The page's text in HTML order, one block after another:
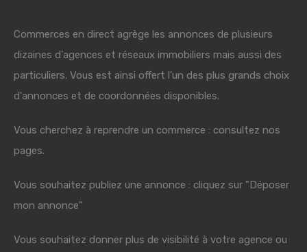
Commerces en direct agrège les annonces de plusieurs
dizaines d'agences et réseaux immobiliers mais aussi des
particuliers. Vous est ainsi offert l'un des plus grands choix
d'annonces et de coordonnées disponibles.
Vous cherchez à reprendre un commerce : consultez nos
pages.
Vous souhaitez publiez une annonce : cliquez sur "Déposer
mon annonce"
Vous souhaitez donner plus de visibilité à votre agence ou